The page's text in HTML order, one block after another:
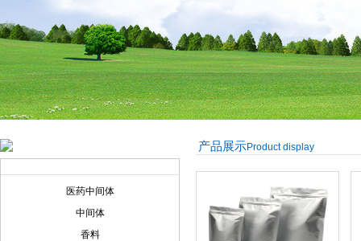
医药中间体
中间体
香料
产品展示Product display